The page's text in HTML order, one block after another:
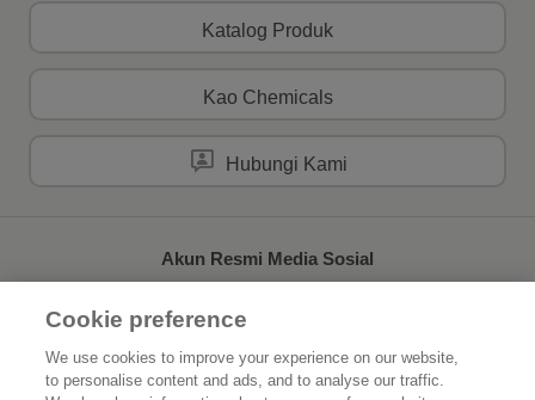
Katalog Produk
Kao Chemicals
Hubungi Kami
Akun Resmi Media Sosial
Beranda Tentang Kao
Cookie preference
We use cookies to improve your experience on our website,
to personalise content and ads, and to analyse our traffic.